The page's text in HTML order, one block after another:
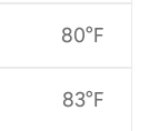
80°F
83°F